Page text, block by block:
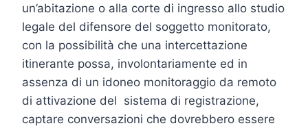
un’abitazione o alla corte di ingresso allo studio
legale del difensore del soggetto monitorato,
con la possibilità che una intercettazione
itinerante possa, involontariamente ed in
assenza di un idoneo monitoraggio da remoto
di attivazione del sistema di registrazione,
captare conversazioni che dovrebbero essere